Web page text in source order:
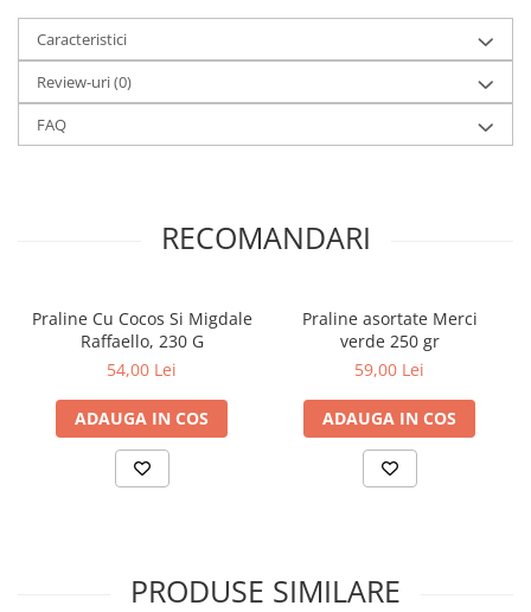
Caracteristici
Review-uri(0)
FAQ
RECOMANDARI
Praline Cu Cocos Si Migdale
Raffaello, 230 G
54,00 Lei
ADAUGA IN COS
Praline asortate Merci
verde 250 gr
59,00 Lei
ADAUGA IN COS
PRODUSE SIMILARE